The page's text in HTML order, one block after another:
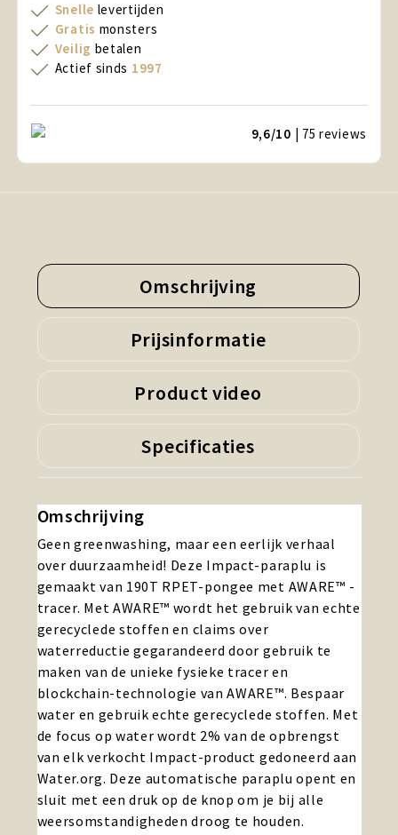
Snelle levertijden
Gratis monsters
Veilig betalen
Actief sinds 1997
9,6/10 | 75reviews
Omschrijving
Prijsinformatie
Product video
Specificaties
Omschrijving
Geen greenwashing, maar een eerlijk verhaal
over duurzaamheid! Deze Impact-paraplu is
gemaakt van 190T RPET-pongee met AWARE™ -
tracer. Met AWARE™ wordt het gebruik van echte
gerecyclede stoffen en claims over
waterreductie gegarandeerd door gebruik te
maken van de unieke fysieke tracer en
blockchain-technologie van AWARE™. Bespaar
water en gebruik echte gerecyclede stoffen. Met
de focus op water wordt 2% van de opbrengst
van elk verkocht Impact-product gedoneerd aan
Water.org. Deze automatische paraplu opent en
sluit met een druk op de knop om je bij alle
weersomstandigheden droog te houden.